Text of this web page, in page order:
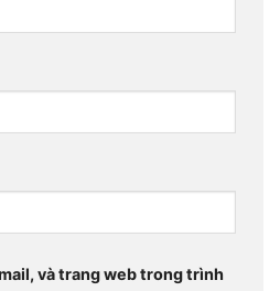
và trang web trong trình